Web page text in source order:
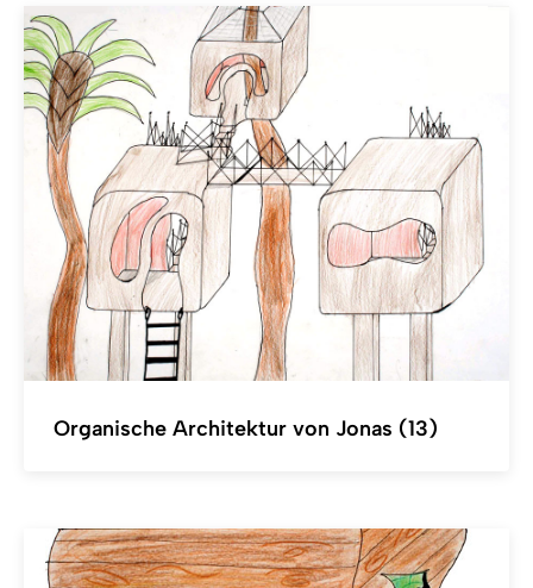
Organische Architektur von Jonas (13)